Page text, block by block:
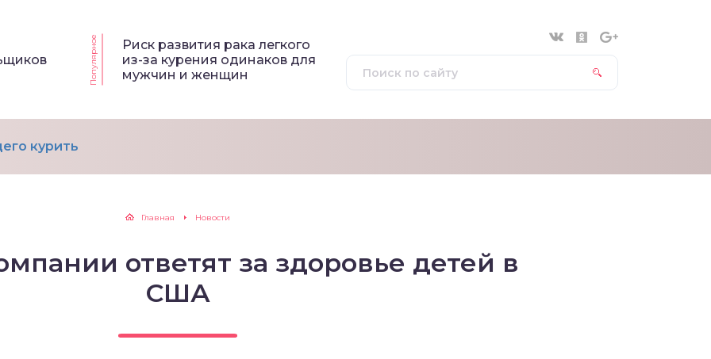
Популярное
Риск развития рака легкого
из-за курения одинаков для
мужчин и женщин
курить
Главная Новости
ответят за здоровье детей в
США